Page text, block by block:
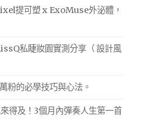
提可塑 x ExoMuse外泌體，
私睫妝園實測分享（ 設計風
粉的必學技巧與心法。
得及！3個月內彈奏人生第一首